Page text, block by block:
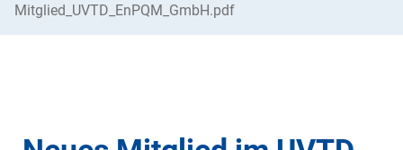
Mitglied_UVTD_EnPQM_GmbH.pdf